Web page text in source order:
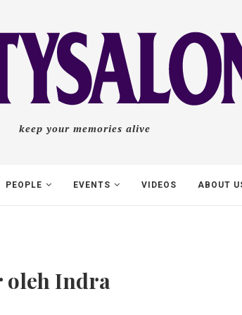
keep your memories alive
PEOPLE EVENTS VIDEOS ABOUT
oleh Indra